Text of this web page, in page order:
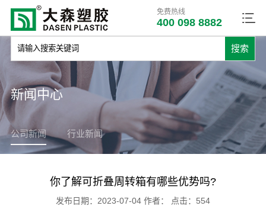
免费热线
400 098 8882
新闻中心
公司新闻 行业新闻
你了解可折叠周转箱有哪些优势吗?
发布日期： 2023-07-04 作者： 点击： 554